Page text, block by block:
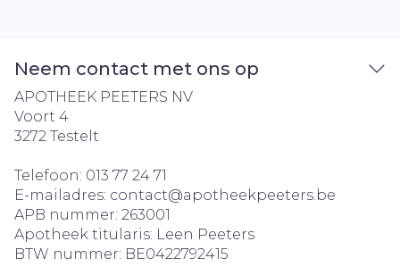
Neem contact met ons op
APOTHEEK PEETERS NV
Voort 4
3272 Testelt
Telefoon: 013 77 24 71
E-mailadres: contact@apotheekpeeters.be
APB nummer: 263001
Apotheek titularis: Leen Peeters
BTW nummer: BE0422792415